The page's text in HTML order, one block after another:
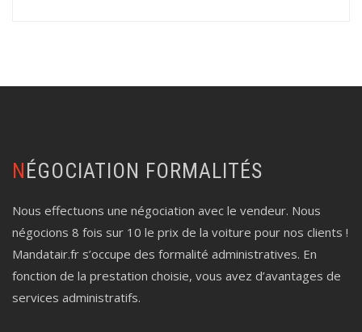
NÉGOCIATION FORMALITÉS
Nous effectuons une négociation avec le vendeur. Nous
négocions 8 fois sur 10 le prix de la voiture pour nos clients !
Mandatair.fr s’occupe des formalité administratives. En
fonction de la prestation choisie, vous avez d’avantages de
services administratifs.